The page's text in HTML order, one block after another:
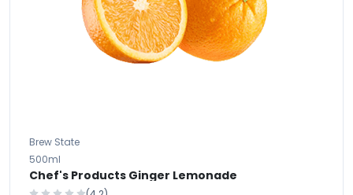
Brew State
500ml
Chef's Products Ginger Lemonade